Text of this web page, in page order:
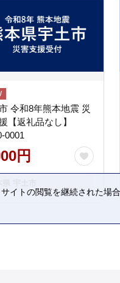
令和8年熊本地震 災
【返礼品なし】
0001
円
トの閲覧を継続された場